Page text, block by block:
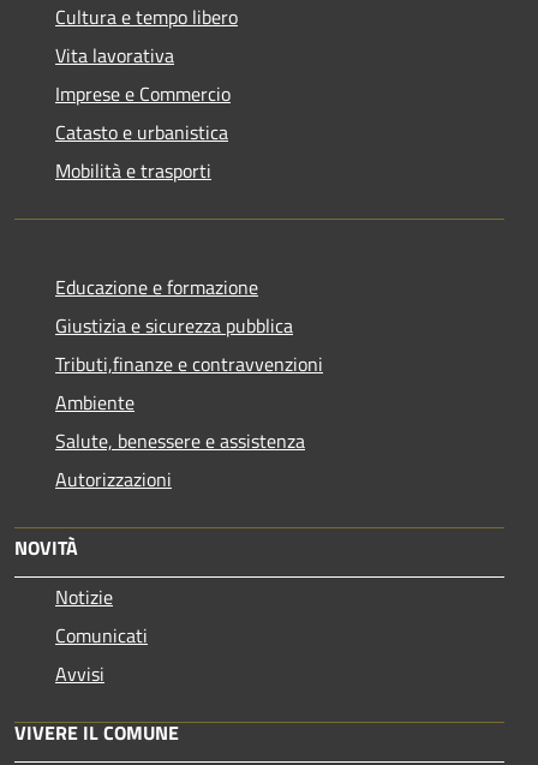
Cultura e tempo libero
Vita lavorativa
Imprese e Commercio
Catasto e urbanistica
Mobilità e trasporti
Educazione e formazione
Giustizia e sicurezza pubblica
Tributi,finanze e contravvenzioni
Ambiente
Salute, benessere e assistenza
Autorizzazioni
NOVITÀ
Notizie
Comunicati
Avvisi
VIVERE IL COMUNE